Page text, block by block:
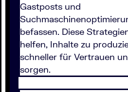
Gastposts und
befassen. Diese
helfen, Inhalte zu
schneller für Vertrauen
sorgen.